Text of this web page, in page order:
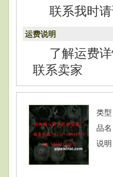
联系我时
运费说明
了解运费
联系卖家
类
品
说